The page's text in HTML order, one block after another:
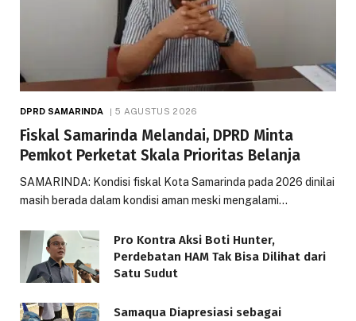
DPRD SAMARINDA 5 AGUSTUS 2026
Fiskal Samarinda Melandai, DPRD Minta
Pemkot Perketat Skala Prioritas Belanja
SAMARINDA: Kondisi fiskal Kota Samarinda pada 2026 dinilai
masih berada dalam kondisi aman meski mengalami…
Pro Kontra Aksi Boti Hunter,
Perdebatan HAM Tak Bisa Dilihat dari
Satu Sudut
Samaqua Diapresiasi sebagai